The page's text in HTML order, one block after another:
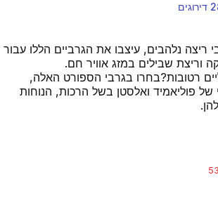
ריצה נלהבים, עיצבו את הגרביים הללו עבור
וריצת שבילים במזג אוויר חם.
רטובות?בחרו בגרבי הספורט האלה,
של פוליאמיד ואלסטן בשל הרכות, הנוחות